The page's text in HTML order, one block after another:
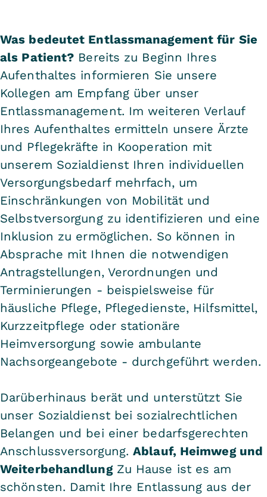
Was bedeutet Entlassmanagement für Sie
als Patient? Bereits zu Beginn Ihres
Aufenthaltes informieren Sie unsere
Kollegen am Empfang über unser
Entlassmanagement. Im weiteren Verlauf
Ihres Aufenthaltes ermitteln unsere Ärzte
und Pflegekräfte in Kooperation mit
unserem Sozialdienst Ihren individuellen
Versorgungsbedarf mehrfach, um
Einschränkungen von Mobilität und
Selbstversorgung zu identifizieren und eine
Inklusion zu ermöglichen. So können in
Absprache mit Ihnen die notwendigen
Antragstellungen, Verordnungen und
Terminierungen - beispielsweise für
häusliche Pflege, Pflegedienste, Hilfsmittel,
Kurzzeitpflege oder stationäre
Heimversorgung sowie ambulante
Nachsorgeangebote - durchgeführt werden.
Darüberhinaus berät und unterstützt Sie
unser Sozialdienst bei sozialrechtlichen
Belangen und bei einer bedarfsgerechten
Anschlussversorgung.Ablauf, Heimweg und
WeiterbehandlungZu Hause ist es am
schönsten. Damit Ihre Entlassung aus der